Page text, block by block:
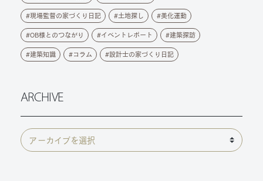
現場監督の家づくり日記 土地探し 美化運動
OB様とのつながり イベントレポート 建築探訪
建築知識 コラム 設計士の家づくり日記
ARCHIVE